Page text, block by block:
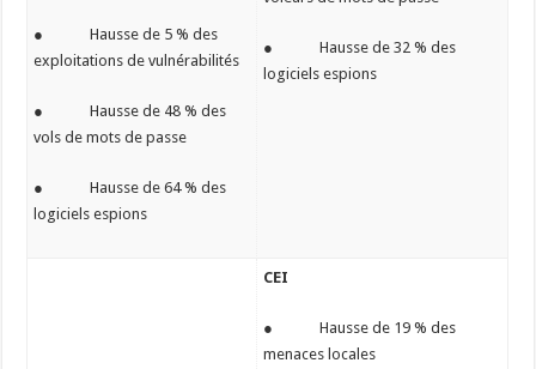
● Hausse de 5 % des
exploitations de vulnérabilités
● Hausse de 48 % des
vols de mots de passe
● Hausse de 64 % des
logiciels espions
● Hausse de 32 % des
logiciels espions
CEI
● Hausse de 19 % des
menaces locales